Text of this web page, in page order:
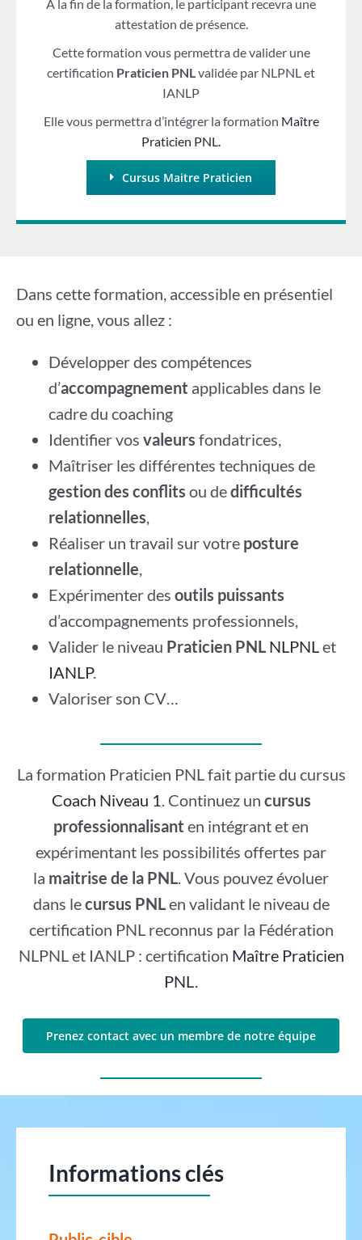
A la fin de la formation, le participant recevra une
attestation de présence.
Cette formation vous permettra de valider une
certification Praticien PNL validée par NLPNL et
IANLP
Elle vous permettra d’intégrer la formation Maître
Praticien PNL.
Cursus Maitre Praticien
Dans cette formation, accessible en présentiel
ou en ligne, vous allez :
Développer des compétences
d’accompagnement applicables dans le
cadre du coaching
Identifier vos valeurs fondatrices,
Maîtriser les différentes techniques de
gestion des conflits ou dedifficultés
relationnelles
Réaliser un travail sur votre posture
relationnelle
Expérimenter des outils puissants
d’accompagnements professionnels,
Valider le niveau Praticien PNL NLPNL et
IANLP.
Valoriser son CV…
La formation Praticien PNL fait partie du cursus
Coach Niveau 1 . Continuez un cursus
professionnalisant en intégrant et en
expérimentant les possibilités offertes par
la maitrise de la PNL . Vous pouvez évoluer
dans lecursus PNLen validant le niveau de
certification PNL reconnus par la Fédération
NLPNL et IANLP : certification Maître Praticien
PNL.
Prenez contact avec un membre de notre équipe
Informations clés